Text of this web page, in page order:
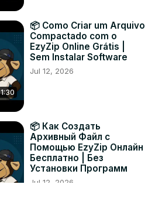
1:30
📦 Como Criar um Arquivo
Compactado com o
EzyZip Online Grátis |
Sem Instalar Software
Jul 12, 2026
📦 Как Создать
Архивный Файл с
Помощью EzyZip Онлайн
Бесплатно | Без
Установки Программ
Jul 12, 2026